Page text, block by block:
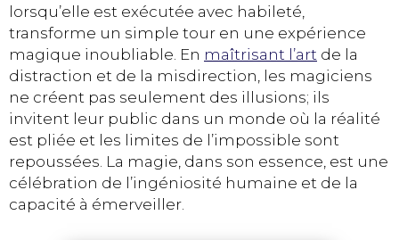
lorsqu’elle est exécutée avec habileté,
transforme un simple tour en une expérience
magique inoubliable. En maîtrisant l’art de la
distraction et de la misdirection, les magiciens
ne créent pas seulement des illusions; ils
invitent leur public dans un monde où la réalité
est pliée et les limites de l’impossible sont
repoussées. La magie, dans son essence, est une
célébration de l’ingéniosité humaine et de la
capacité à émerveiller.